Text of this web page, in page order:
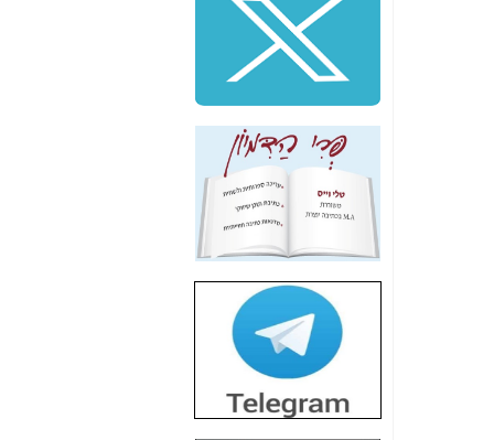
שלמה פילבר (עד
לאחרונה מנכ"ל משרד
התקשורת) - עד
מדינה? הצחקתם
"יש אפליה בחקירה"?
חשיפה: למה השר
משה כחלון לא נחקר
עד היום? -
כאן
הדומה לזו של "תיק
4000" אך בתחום
הסלולר -
חשיפת מה שלא
רוצים שתדעו בעניין
פריסת אנלימיטד
(בניחוח בלתי נסבל) -
כאן